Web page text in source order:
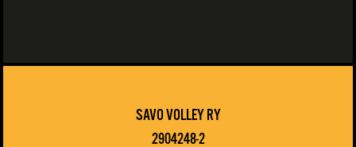
SAVO VOLLEY RY
2904248-2